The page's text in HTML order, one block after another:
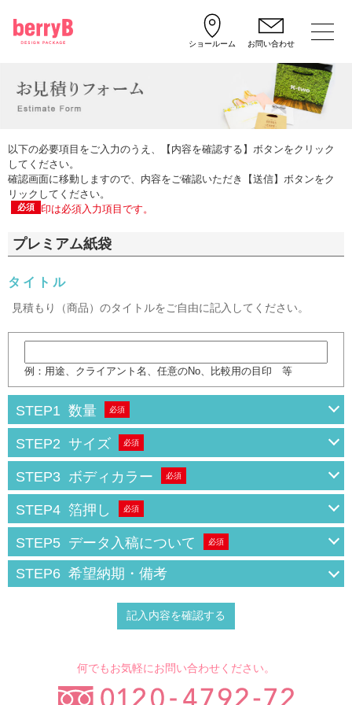
ショールーム お問い合わせ
以下の必要項目をご入力のうえ、【内容を確認する】ボタンをクリック
してください。
確認画面に移動しますので、内容をご確認いただき【送信】ボタンをク
リックしてください。
必須 印は必須入力項目です。
プレミアム紙袋
タイトル
見積もり（商品）のタイトルをご自由に記入してください。
例：用途、クライアント名、任意のNo、比較用の目印 等
STEP1 数量 必須
STEP2 サイズ 必須
STEP3 ボディカラー 必須
STEP4 箔押し 必須
STEP5 データ入稿について 必須
STEP6 希望納期・備考
何でもお気軽にお問い合わせください。